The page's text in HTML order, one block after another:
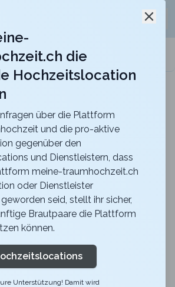
Hahnenmoos
mit unvergesslicher Aussicht mitten in
Link teilen
wird «JA!» gesagt und
gefeiert.
die
Hochzeitslocation
über die Plattform
und die pro-aktive
gegenüber den
und Dienstleistern, dass
meine-traumhochzeit.ch
oder Dienstleister
seid, stellt ihr sicher,
Brautpaare die Plattform
können.
Unterstützung! Damit wird